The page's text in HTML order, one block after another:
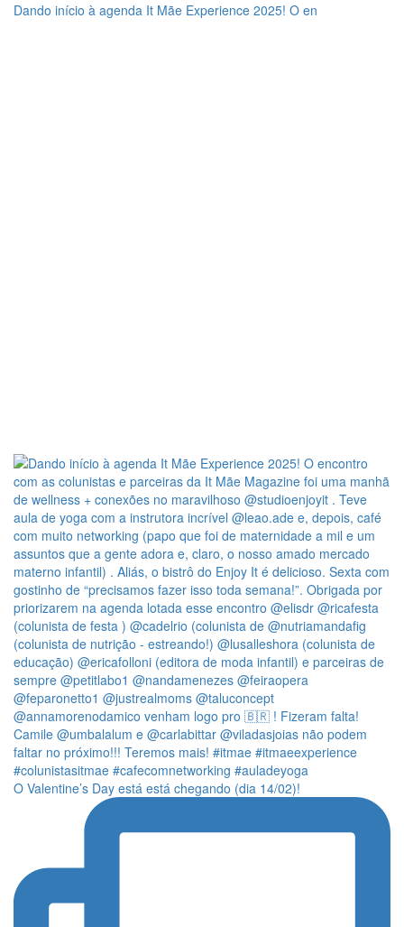
Dando início à agenda It Mãe Experience 2025! O en
O Valentine’s Day está está chegando (dia 14/02)!